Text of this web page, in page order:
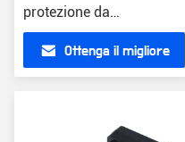
protezione da
sovraccarico Compatto a
muro 1AOttenga il migliore